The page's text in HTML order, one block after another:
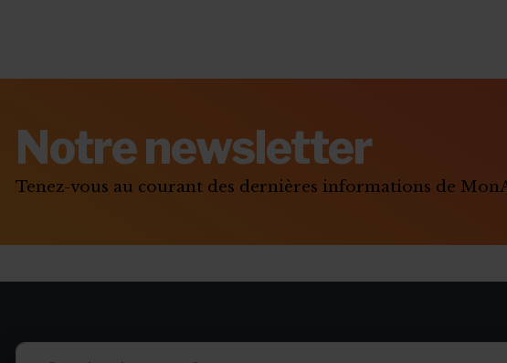
Notre newsletter
Tenez-vous au courant des dernières informations de